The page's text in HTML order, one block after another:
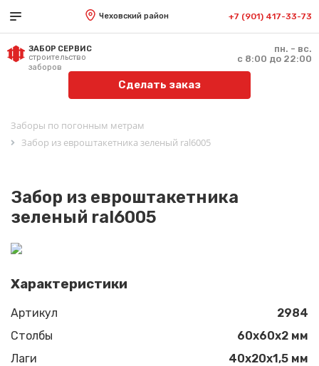
Чеховский район +7 (901) 417-33-73
ЗАБОР СЕРВИС
строительство
заборов
пн. - вс.
с 8:00 до 22:00
Сделать заказ
Заборы по погонным метрам
Забор из евроштакетника зеленый ral6005
Забор из евроштакетника
зеленый ral6005
Характеристики
Артикул
2984
Столбы
60х60х2 мм
Лаги
40х20х1,5 мм